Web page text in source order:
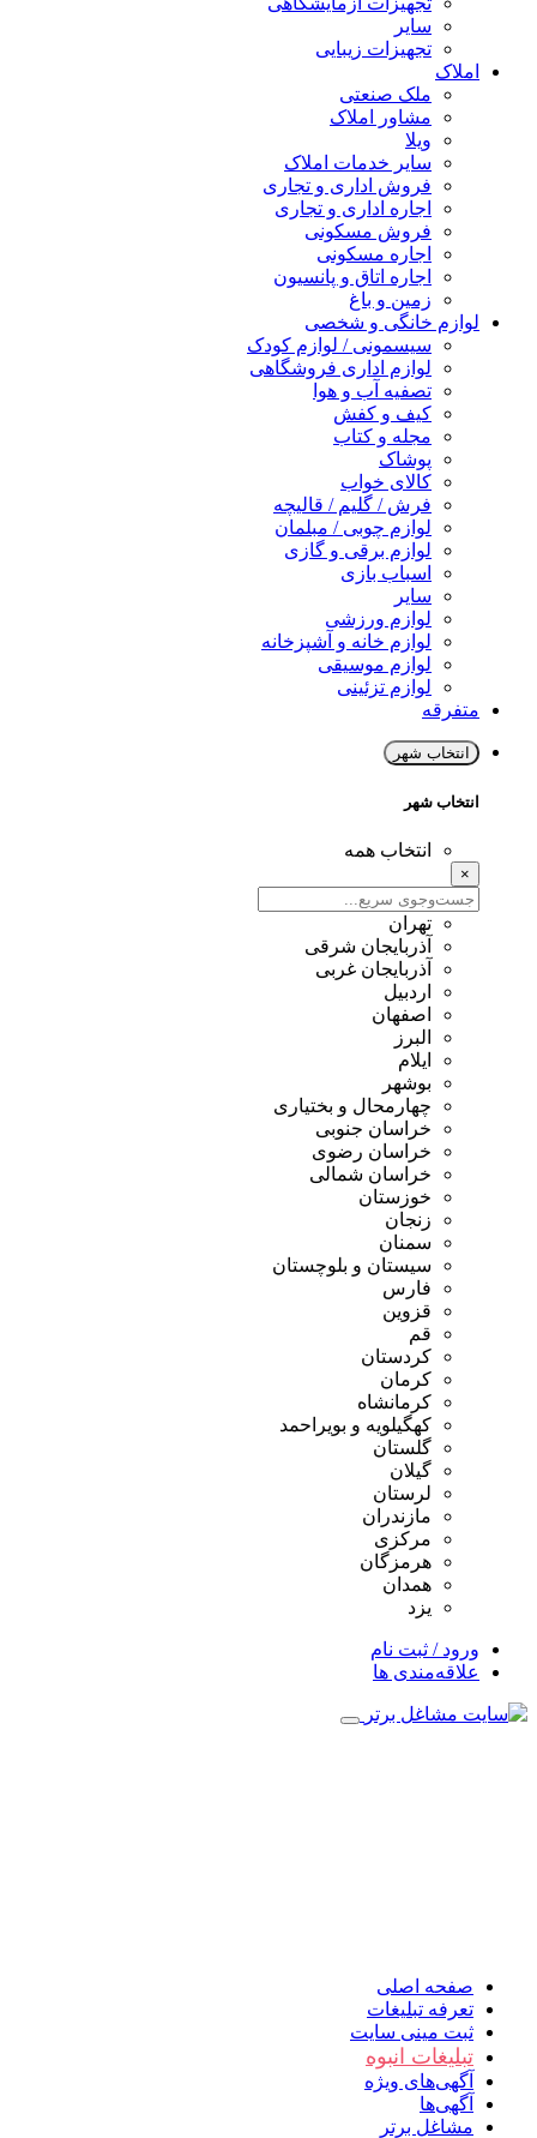
سایر
تجهیزات زیبایی
املاک
ملک صنعتی
مشاور املاک
ویلا
سایر خدمات املاک
فروش اداری و تجاری
اجاره اداری و تجاری
فروش مسکونی
اجاره مسکونی
اجاره اتاق و پانسیون
زمین و باغ
لوازم خانگی و شخصی
سیسمونی / لوازم کودک
لوازم اداری فروشگاهی
تصفیه آب و هوا
کیف و کفش
مجله و کتاب
پوشاک
کالای خواب
فرش / گلیم / قالیچه
لوازم چوبی / مبلمان
لوازم برقی و گازی
اسباب بازی
سایر
لوازم ورزشی
لوازم خانه و آشپزخانه
لوازم موسیقی
لوازم تزئینی
متفرقه
انتخاب شهر
انتخاب شهر
انتخاب همه
×
تهران
آذربایجان شرقی
آذربایجان غربی
اردبیل
اصفهان
البرز
ایلام
بوشهر
چهارمحال و بختیاری
خراسان جنوبی
خراسان رضوی
خراسان شمالی
خوزستان
زنجان
سمنان
سیستان و بلوچستان
فارس
قزوین
قم
کردستان
کرمان
کرمانشاه
کهگیلویه و بویراحمد
گلستان
گیلان
لرستان
مازندران
مرکزی
هرمزگان
همدان
یزد
ورود / ثبت نام
علاقه‌مندی ها
صفحه اصلی
تعرفه تبلیغات
ثبت مینی سایت
تبلیغات انبوه
آگهی‌های ویژه
آگهی‌ها
مشاغل برتر